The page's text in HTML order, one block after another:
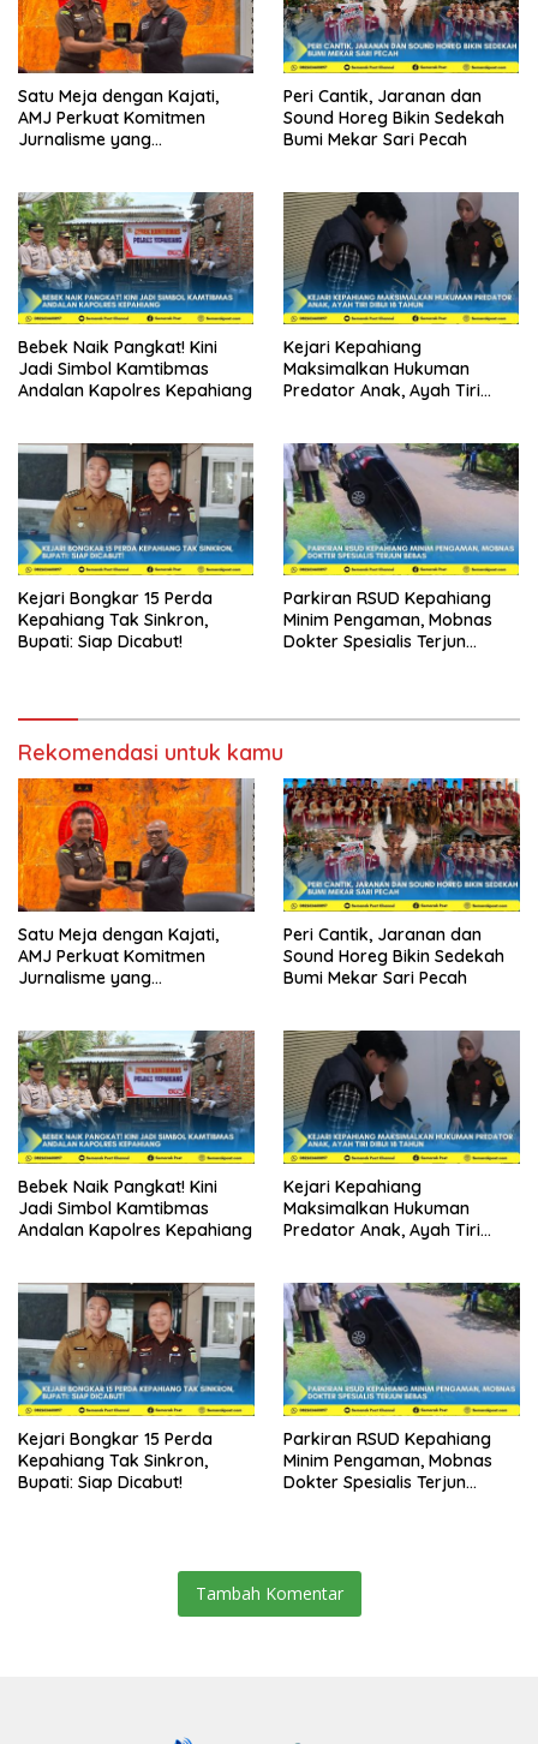
Satu Meja dengan Kajati,
AMJ Perkuat Komitmen
Jurnalisme yang
Peri Cantik, Jaranan dan
Sound Horeg Bikin Sedekah
Bumi Mekar Sari Pecah
Bebek Naik Pangkat! Kini
Jadi Simbol Kamtibmas
Andalan Kapolres Kepahiang
Kejari Kepahiang
Maksimalkan Hukuman
Predator Anak, Ayah Tiri
Kejari Bongkar 15 Perda
Kepahiang Tak Sinkron,
Bupati: Siap Dicabut!
Parkiran RSUD Kepahiang
Minim Pengaman, Mobnas
Dokter Spesialis Terjun
Rekomendasi untuk kamu
Satu Meja dengan Kajati,
AMJ Perkuat Komitmen
Jurnalisme yang
Peri Cantik, Jaranan dan
Sound Horeg Bikin Sedekah
Bumi Mekar Sari Pecah
Bebek Naik Pangkat! Kini
Jadi Simbol Kamtibmas
Andalan Kapolres Kepahiang
Kejari Kepahiang
Maksimalkan Hukuman
Predator Anak, Ayah Tiri
Kejari Bongkar 15 Perda
Kepahiang Tak Sinkron,
Bupati: Siap Dicabut!
Parkiran RSUD Kepahiang
Minim Pengaman, Mobnas
Dokter Spesialis Terjun
Tambah Komentar